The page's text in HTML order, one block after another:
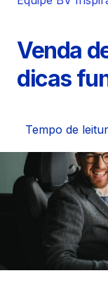
Futuro
Seguros
Vida Financeira
Canais Digitais
Venda
dicas
Tempo de